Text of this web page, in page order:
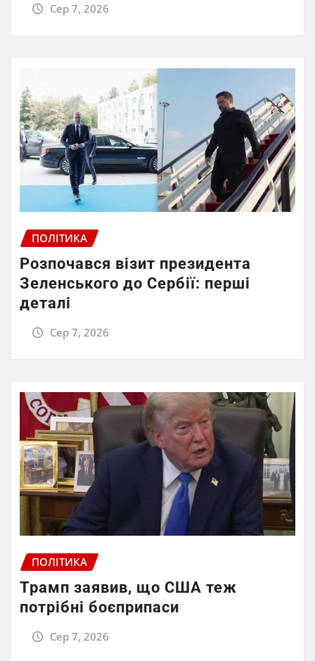
Сер 7, 2026
ПОЛІТИКА
Розпочався візит президента
Зеленського до Сербії: перші
деталі
Сер 7, 2026
ПОЛІТИКА
Трамп заявив, що США теж
потрібні боєприпаси
Сер 7, 2026